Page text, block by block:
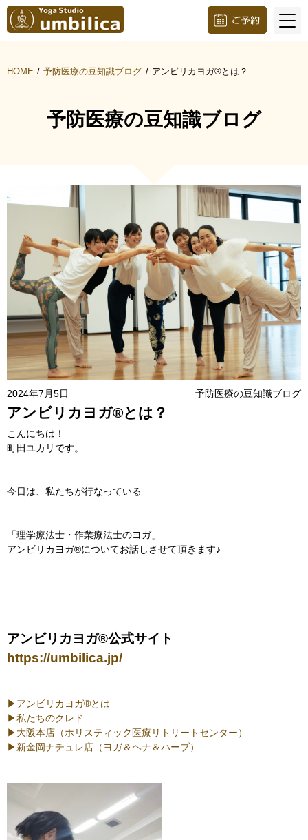
HOME 予防医療の豆知識ブログ アンビリカヨガ®︎とは？
予防医療の豆知識ブログ
2024年7月5日 予防医療の豆知識ブログ
アンビリカヨガ®︎とは？
こんにちは！
町田ユカリです。
今日は、私たちが行なっている
「理学療法士・作業療法士のヨガ」
アンビリカヨガ®︎についてお話しさせて頂きます♪
アンビリカヨガ®︎公式サイト
https://umbilica.jp/
▶︎アンビリカヨガ®︎とは
▶︎私たちのクレド
▶︎大阪本店（ホリスティック医療リトリートセンター）
▶︎新金岡ナチュレ店（ヨガ＆ヘナ＆ハーブ）